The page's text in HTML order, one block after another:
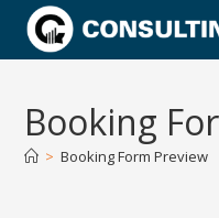
Zum
Inhalt
Booking
> Booking Form Preview